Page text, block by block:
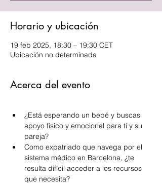
Horario y ubicación
19 feb 2025, 18:30 – 19:30 CET
Ubicación no determinada
Acerca del evento
¿Está esperando un bebé y buscas
apoyo físico y emocional para tí y su
pareja?
Como expatriado que navega por el
sistema médico en Barcelona, ¿te
resulta difícil acceder a los recursos
que necesita?